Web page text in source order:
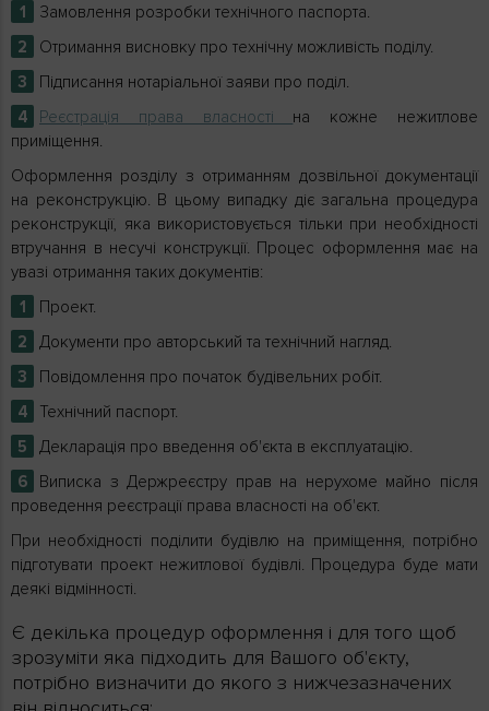
Замовлення розробки технічного паспорта.
Отримання висновку про технічну можливість поділу.
Підписання нотаріальної заяви про поділ.
Реєстрація права власності на кожне нежитлове
приміщення.
Оформлення розділу з отриманням дозвільної документації
на реконструкцію. В цьому випадку діє загальна процедура
реконструкції, яка використовується тільки при необхідності
втручання в несучі конструкції. Процес оформлення має на
увазі отримання таких документів:
Проект.
Документи про авторський та технічний нагляд.
Повідомлення про початок будівельних робіт.
Технічний паспорт.
Декларація про введення об'єкта в експлуатацію.
Виписка з Держреєстру прав на нерухоме майно після
проведення реєстрації права власності на об'єкт.
При необхідності поділити будівлю на приміщення, потрібно
підготувати проект нежитлової будівлі. Процедура буде мати
деякі відмінності.
Є декілька процедур оформлення і для того щоб
зрозуміти яка підходить для Вашого об'єкту,
потрібно визначити до якого з нижчезазначених